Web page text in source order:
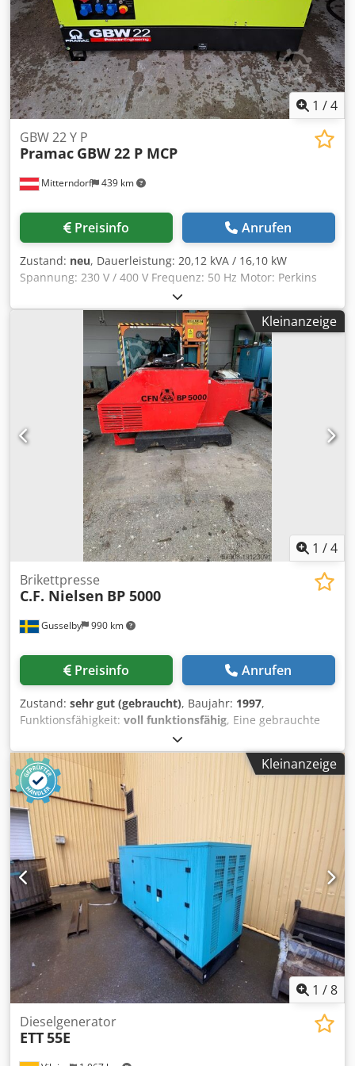
1 /4
Mitterndorf 439 km
GBW 22 Y P
Pramac GBW 22 P MCP
Preisinfo Anrufen
Zustand: neu, Dauerleistung: 20,12 kVA / 16,10 kW
Spannung: 230 V / 400 V Frequenz: 50 Hz Motor: Perkins
404J-22G Kraftstoff: Diesel Tankinhalt: 51 Liter Generator-
Typ: Schutzklasse IP21, MeccALte Startart: elektrisch
Stromerzeuger mit AVR-Regelung Abmessungen und
Gewicht: Länge (mm):1645 Breite (mm):870 Höhe
(mm):1072 Chodpfx Aceq A T Eueasa Gewicht, trocken: 640
kg Schlüsselstart Steckdosen: 1 x 32-A 400 V 1 x 16 A - 400
V 1 x 230 V Schuko 2 x 16 A 230 V CEE
Kleinanzeige
1 /4
Gusselby 990 km
Brikettpresse
C.F. Nielsen BP 5000
Preisinfo Anrufen
Zustand: sehr gut (gebraucht), Baujahr: 1997,
Funktionsfähigkeit: voll funktionsfähig, Eine gebrauchte
Brikettpresse C.F. Nielsen BP 5000 in sehr gutem Zustand
Cjdpfjwiw Rxsx Acaoha
Kleinanzeige
1 /8
Dieselgenerator
ETT55E